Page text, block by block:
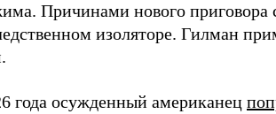
Причинами нового
изоляторе. Гилман
года осужденный американец